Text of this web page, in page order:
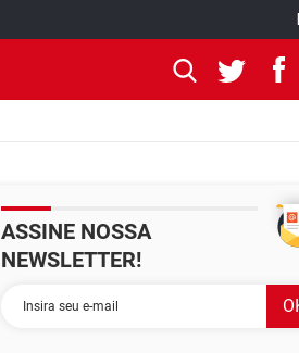
ASSINE NOSSA
NEWSLETTER!